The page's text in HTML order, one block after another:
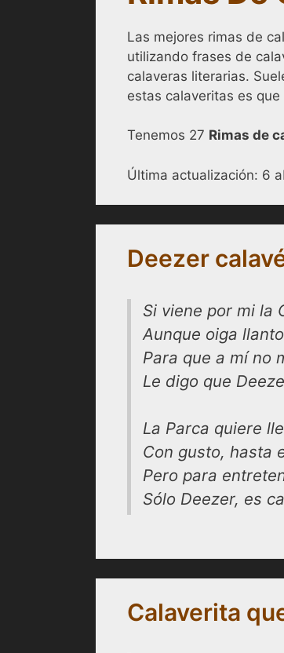
Las mejores rimas de
utilizando frases de
calaveras literarias.
estas calaveritas es
Tenemos 27 Rimas de
Última actualización: 6
Deezer
Si viene por mi la
Aunque oiga
Para que a mí no
Le digo que
La Parca quiere
Con gusto, hasta
Pero para
Sólo Deezer, es
Calaverita